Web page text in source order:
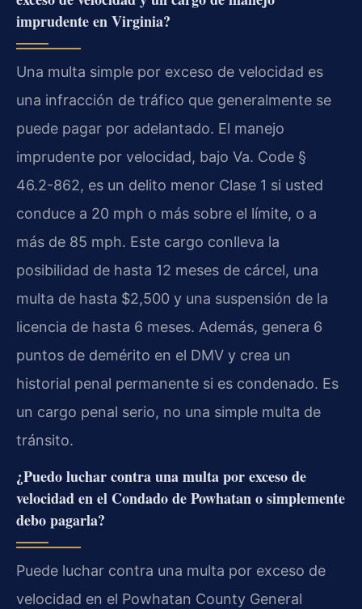
imprudente en Virginia?
Una multa simple por exceso de velocidad es
una infracción de tráfico que generalmente se
puede pagar por adelantado. El manejo
imprudente por velocidad, bajo Va. Code §
46.2-862, es un delito menor Clase 1 si usted
conduce a 20 mph o más sobre el límite, o a
más de 85 mph. Este cargo conlleva la
posibilidad de hasta 12 meses de cárcel, una
multa de hasta $2,500 y una suspensión de la
licencia de hasta 6 meses. Además, genera 6
puntos de demérito en el DMV y crea un
historial penal permanente si es condenado. Es
un cargo penal serio, no una simple multa de
tránsito.
¿Puedo luchar contra una multa por exceso de
velocidad en el Condado de Powhatan o simplemente
debo pagarla?
Puede luchar contra una multa por exceso de
velocidad en el Powhatan County General